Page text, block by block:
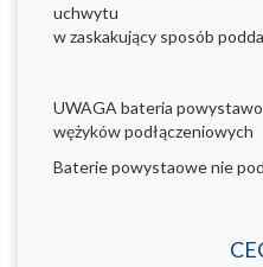
uchwytu
w zaskakujący sposób
UWAGA bateria
wężyków podłączeniowych
Baterie powystaowe nie